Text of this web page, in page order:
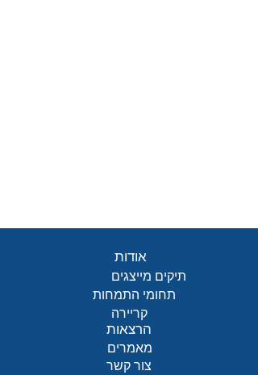
אודות
תיקים מייצגים
תחומי התמחות
קריירה
מאמרים
הרצאות
צור קשר